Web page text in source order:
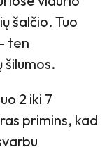
šalčio. Tuo
ten
šilumos.
2 iki 7
primins, kad